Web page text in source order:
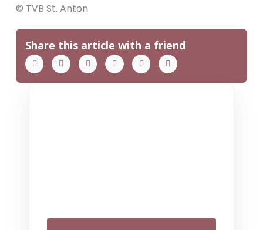
© TVB St. Anton
Share this article with a friend